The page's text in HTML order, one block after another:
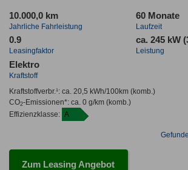
10.000,0 km
Jahrliche Fahrleistung
60 Monate
Laufzeit
0.9
Leasingfaktor
ca. 245 kW
Leistung
Elektro
Kraftstoff
Kraftstoffverbr.¹: ca. 20,5 kWh/100km(komb.)
CO2-Emissionen*: ca. 0 g/km(komb.)
Effizienzklasse: A
Zum Leasing Angebot